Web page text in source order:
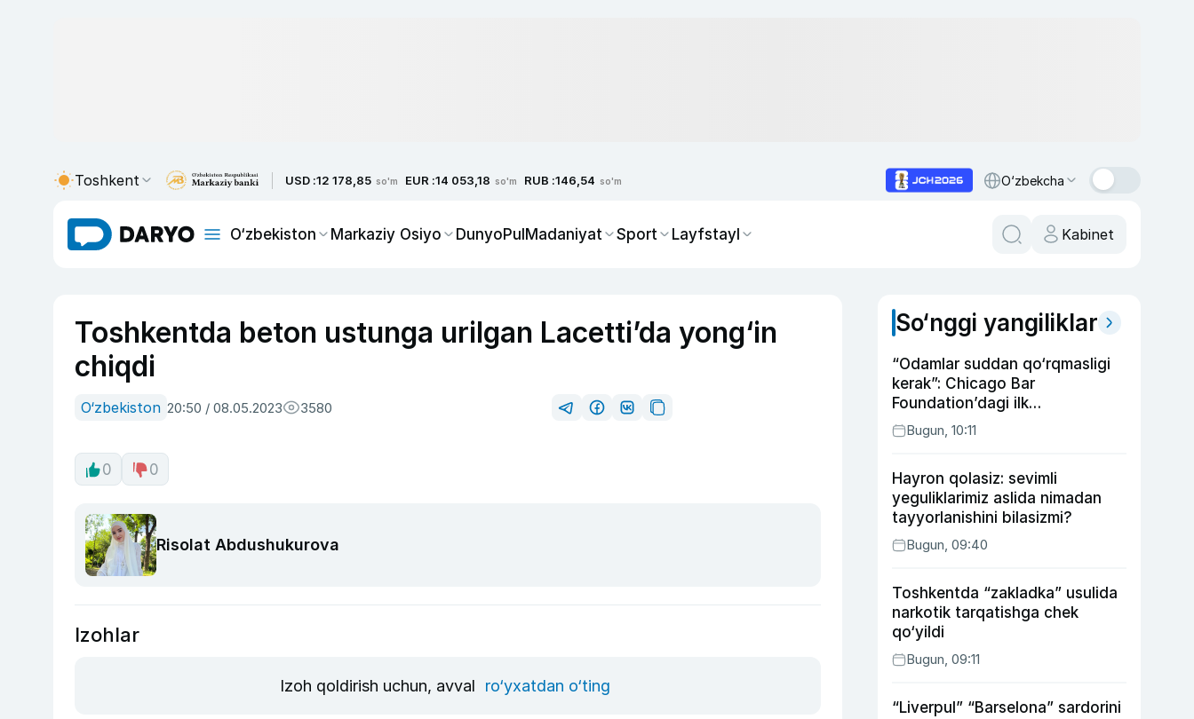
Toshkent USD :12 178,85 so'm EUR :14 053,18 so'm RUB :146,54 so'm O‘zbekcha
O‘zbekiston Markaziy Osiyo DunyoPulMadaniyat Sport Layfstayl Kabinet
Toshkentda beton ustunga urilgan Lacettiʼda yong‘in
chiqdi
O‘zbekiston 20:50 / 08.05.2023 3580
0 0
Risolat Abdushukurova
Izohlar
Izoh qoldirish uchun, avval ro‘yxatdan o‘ting
So‘nggi yangiliklar
“Odamlar suddan qo‘rqmasligi
kerak”: Chicago Bar
Foundation’dagi ilk
o‘zbekistonlik Go‘zal
Abduaxatova
Bugun, 10:11
Hayron qolasiz: sevimli
yeguliklarimiz aslida nimadan
tayyorlanishini bilasizmi?
Bugun, 09:40
Toshkentda “zakladka” usulida
narkotik tarqatishga chek
qo‘yildi
Bugun, 09:11
“Liverpul” “Barselona” sardorini